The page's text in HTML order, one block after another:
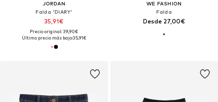
JORDAN
Falda 'DIARY'
35,91€
Precio original: 39,90€
Último precio más bajo:35,91€
WE FASHION
Falda
Desde 27,00€